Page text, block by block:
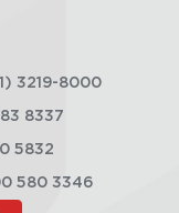
3219-8000
8337
5832
580 3346